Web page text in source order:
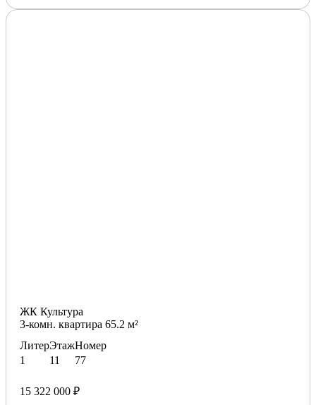
ЖК Культура
3-комн. квартира 65.2 м²
Литер
1
Этаж
11
Номер
77
15 322 000 ₽